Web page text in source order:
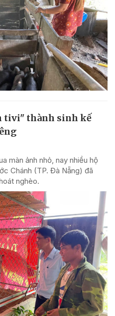
tivi" thành sinh kế
màn ảnh nhỏ, nay nhiều hộ
Chánh (TP. Đà Nẵng) đã
nghèo.